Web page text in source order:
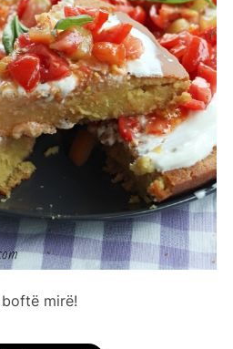
mirë!